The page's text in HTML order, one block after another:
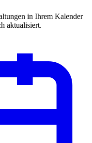
in Ihrem Kalender
aktualisiert.